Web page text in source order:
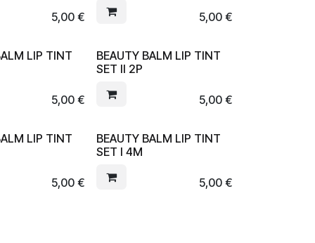
5,00€ 5,00€
LIP TINT
5,00€
BEAUTY BALM LIP TINT
SET II 2P
5,00€
LIP TINT
5,00€
BEAUTY BALM LIP TINT
SET I 4M
5,00€